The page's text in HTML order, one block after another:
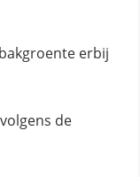
erbij
de